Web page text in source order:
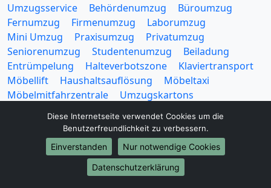
Umzugsservice Behördenumzug
Büroumzug
Fernumzug
Firmenumzug
Laborumzug
Mini Umzug
Praxisumzug
Privatumzug
Seniorenumzug
Studentenumzug
Beiladung
Entrümpelung
Halteverbotszone
Klaviertransport
Möbellift
Haushaltsauflösung
Möbeltaxi
Möbelmitfahrzentrale
Umzugskartons
Europa-Umzüge
Diese Internetseite verwendet Cookies um die
Benutzerfreundlichkeit zu verbessern.
Einverstanden
Nur notwendige Cookies
Datenschutzerklärung